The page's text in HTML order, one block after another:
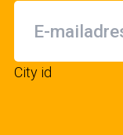
City id